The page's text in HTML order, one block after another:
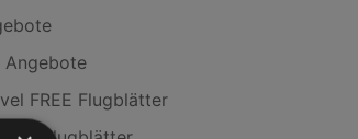
Angebote
FREE Flugblätter